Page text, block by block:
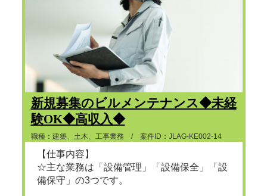
新規募集のビルメンテナンス◆未経
験OK◆高収入◆
職種：建築、土木、工事業務 / 案件ID：JLAG-KE002-14
【仕事内容】
☆主な業務は「設備管理」「設備保全」「設
備保守」の3つです。